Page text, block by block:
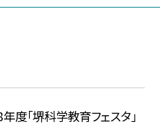
度「堺科学教育フェスタ」